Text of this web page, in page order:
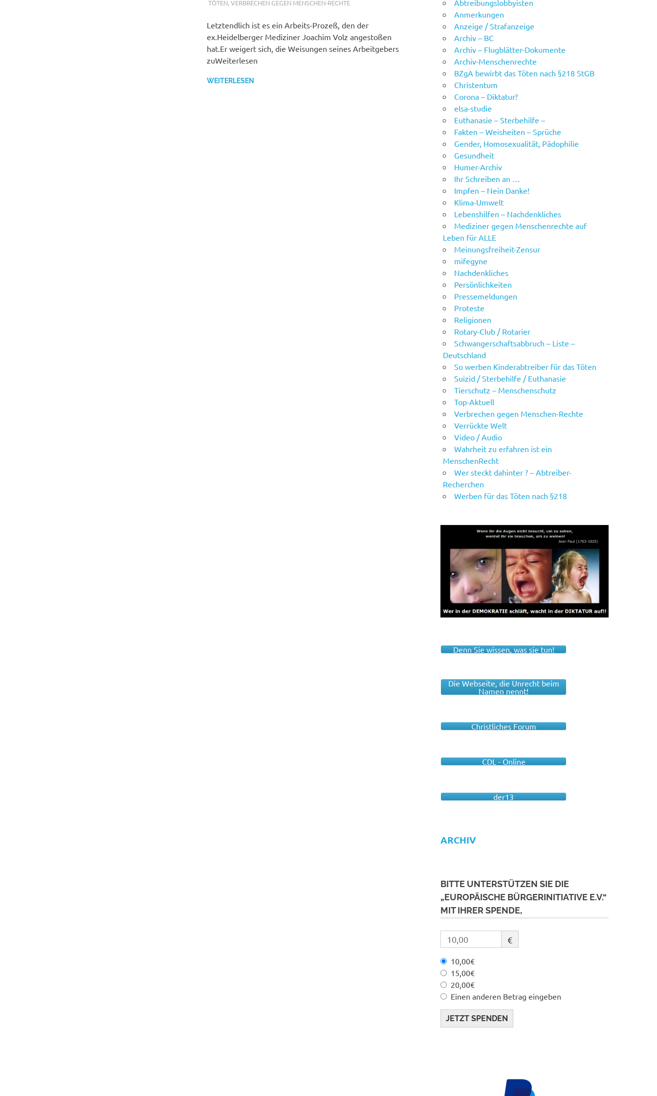
TÖTEN,VERBRECHEN GEGEN MENSCHEN-RECHTE
Letztendlich ist es ein Arbeits-Prozeß, den der
ex.Heidelberger Mediziner Joachim Volz angestoßen
hat.Er weigert sich, die Weisungen seines Arbeitgebers
zuWeiterlesen
WEITERLESEN
Abtreibungslobbyisten
Anmerkungen
Anzeige / Strafanzeige
Archiv – BC
Archiv – Flugblätter-Dokumente
Archiv-Menschenrechte
BZgA bewirbt das Töten nach §218 StGB
Christentum
Corona – Diktatur?
elsa-studie
Euthanasie – Sterbehilfe –
Fakten – Weisheiten – Sprüche
Gender, Homosexualität, Pädophilie
Gesundheit
Humer-Archiv
Ihr Schreiben an …
Impfen – Nein Danke!
Klima-Umwelt
Lebenshilfen – Nachdenkliches
Mediziner gegen Menschenrechte auf
Leben für ALLE
Meinungsfreiheit-Zensur
mifegyne
Nachdenkliches
Persönlichkeiten
Pressemeldungen
Proteste
Religionen
Rotary-Club / Rotarier
Schwangerschaftsabbruch – Liste –
Deutschland
So werben Kinderabtreiber für das Töten
Suizid / Sterbehilfe / Euthanasie
Tierschutz – Menschenschutz
Top-Aktuell
Verbrechen gegen Menschen-Rechte
Verrückte Welt
Video / Audio
Wahrheit zu erfahren ist ein
MenschenRecht
Wer steckt dahinter ? – Abtreiber-
Recherchen
Werben für das Töten nach §218
Denn Sie wissen, was sie tun!
Die Webseite, die Unrecht beim
Namen nennt!
Christliches Forum
CDL - Online
der13
ARCHIV
BITTE UNTERSTÜTZEN SIE DIE
„EUROPÄISCHE BÜRGERINITIATIVE E.V.“
MIT IHRER SPENDE,
€
10,00€
15,00€
20,00€
Einen anderen Betrag eingeben
JETZT SPENDEN